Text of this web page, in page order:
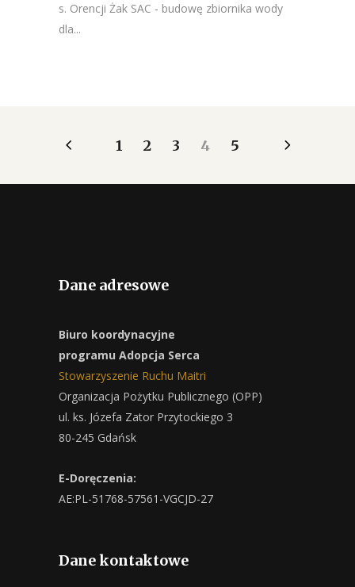
s. Orencji Żak SAC - budowę zbiornika wody
dla...
1 2 3 4 5
Dane adresowe
Biuro koordynacyjne
programu Adopcja Serca
Stowarzyszenie Ruchu Maitri
Organizacja Pożytku Publicznego (OPP)
ul. ks. Józefa Zator Przytockiego 3
80-245 Gdańsk
E-Doręczenia:
AE:PL-51768-57561-VGCJD-27
Dane kontaktowe